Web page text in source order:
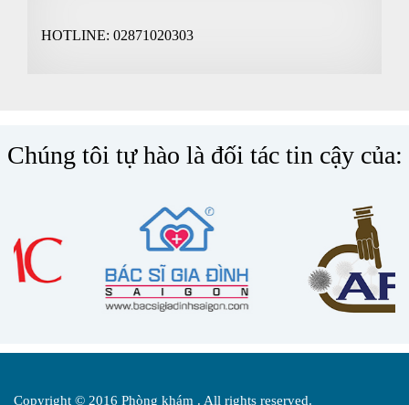
HOTLINE: 02871020303
Chúng tôi tự hào là đối tác tin cậy của:
Copyright © 2016 Phòng khám . All rights reserved.